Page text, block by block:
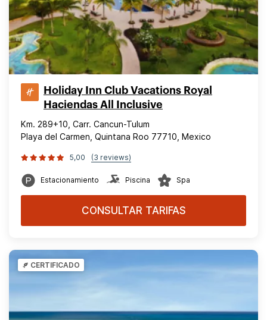
Holiday Inn Club Vacations Royal
Haciendas All Inclusive
Km. 289+10, Carr. Cancun-Tulum
Playa del Carmen, Quintana Roo 77710, Mexico
5,00 (3 reviews)
Estacionamiento Piscina Spa
CONSULTAR TARIFAS
CERTIFICADO